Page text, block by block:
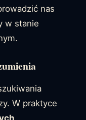
nas
w stanie
W praktyce